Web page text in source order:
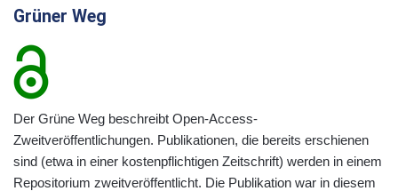
Grüner Weg
Der Grüne Weg beschreibt Open-Access-
Zweitveröffentlichungen. Publikationen, die bereits erschienen
sind (etwa in einer kostenpflichtigen Zeitschrift) werden in einem
Repositorium zweitveröffentlicht. Die Publikation war in diesem